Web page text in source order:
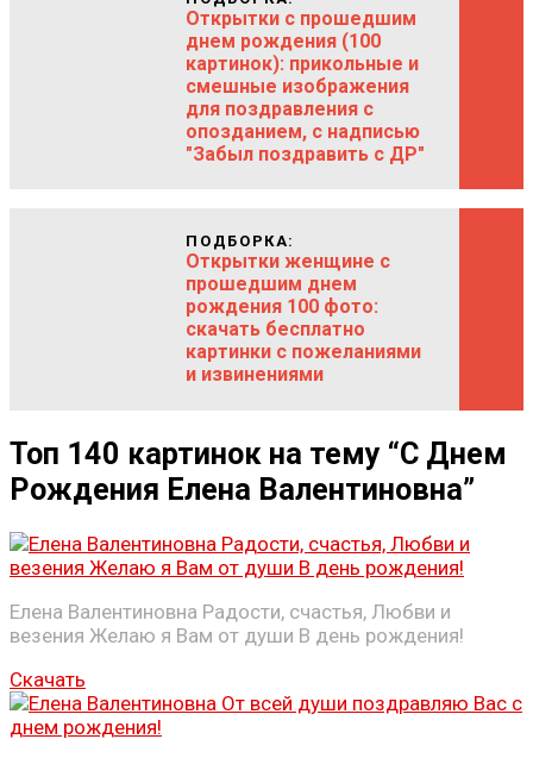
Открытки с прошедшим
днем рождения (100
картинок): прикольные и
смешные изображения
для поздравления с
опозданием, с надписью
"Забыл поздравить с ДР"
ПОДБОРКА:
Открытки женщине с
прошедшим днем
рождения 100 фото:
скачать бесплатно
картинки с пожеланиями
и извинениями
Топ 140 картинок на тему “С Днем
Рождения Елена Валентиновна”
Елена Валентиновна Радости, счастья, Любви и
везения Желаю я Вам от души В день рождения!
Скачать